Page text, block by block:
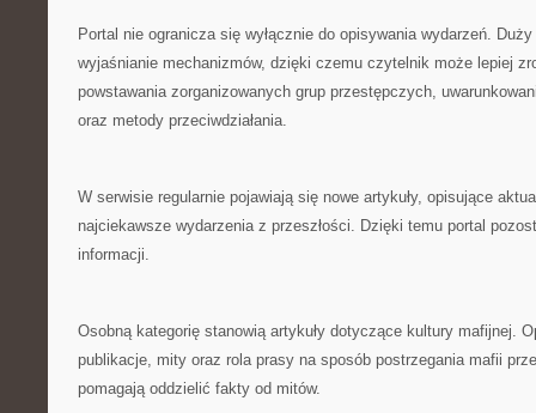
Portal nie ogranicza się wyłącznie do opisywania wydarzeń.
wyjaśnianie mechanizmów, dzięki czemu czytelnik może lepiej
powstawania zorganizowanych grup przestępczych,
oraz metody przeciwdziałania.
W serwisie regularnie pojawiają się nowe artykuły, opisujące
najciekawsze wydarzenia z przeszłości. Dzięki temu portal
informacji.
Osobną kategorię stanowią artykuły dotyczące kultury mafijnej.
publikacje, mity oraz rola prasy na sposób postrzegania mafii
pomagają oddzielić fakty od mitów.